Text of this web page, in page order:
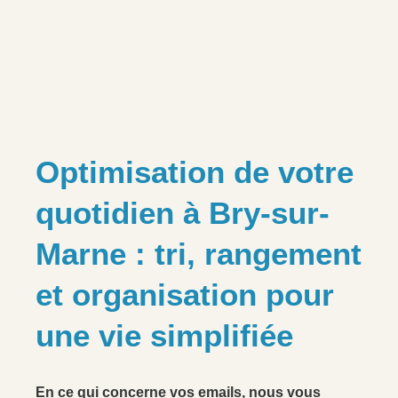
Optimisation de votre
quotidien à Bry-sur-
Marne : tri, rangement
et organisation pour
une vie simplifiée
En ce qui concerne vos emails, nous vous